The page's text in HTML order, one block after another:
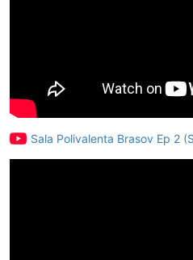
Sala Polivalenta Brasov Ep 2